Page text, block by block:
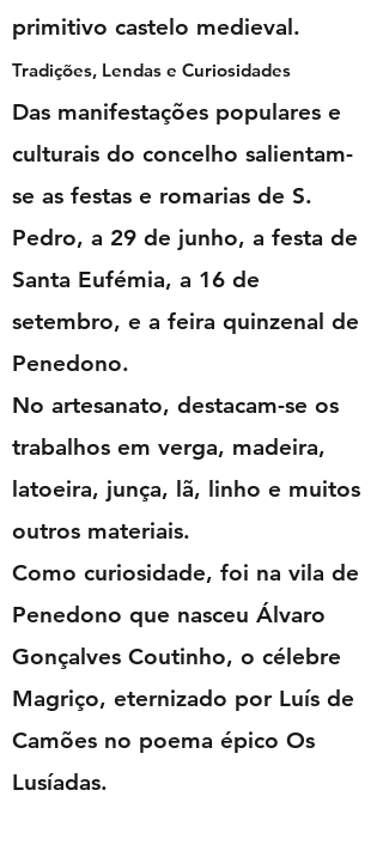
primitivo castelo medieval.
Tradições, Lendas e Curiosidades
Das manifestações populares e
culturais do concelho salientam-
se as festas e romarias de S.
Pedro, a 29 de junho, a festa de
Santa Eufémia, a 16 de
setembro, e a feira quinzenal de
Penedono.
No artesanato, destacam-se os
trabalhos em verga, madeira,
latoeira, junça, lã, linho e muitos
outros materiais.
Como curiosidade, foi na vila de
Penedono que nasceu Álvaro
Gonçalves Coutinho, o célebre
Magriço, eternizado por Luís de
Camões no poema épico Os
Lusíadas.